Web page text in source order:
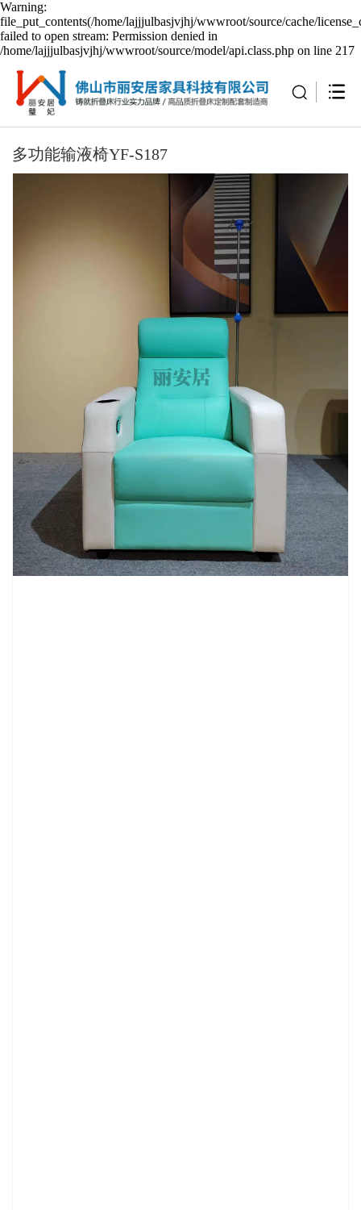
Warning:
file_put_contents(/home/lajjjulbasjvjhj/wwwroot/source/cache/
failed to open stream: Permission denied in
/home/lajjjulbasjvjhj/wwwroot/source/model/api.class.php on line 217
多功能输液椅YF-S187